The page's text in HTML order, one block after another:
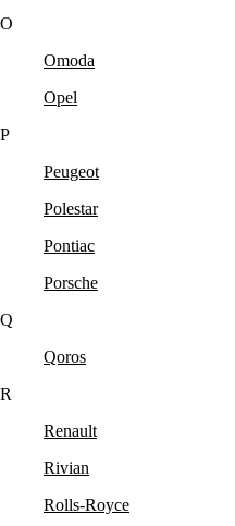
O
Omoda
Opel
P
Peugeot
Polestar
Pontiac
Porsche
Q
Qoros
R
Renault
Rivian
Rolls-Royce